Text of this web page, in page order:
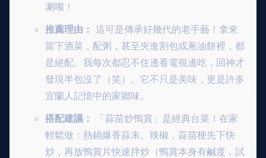
涮嘴！
推薦理由： 這可是傳承好幾代的老手藝！拿來
當下酒菜，配粥，甚至夾進割包或蔥油餅裡，都
是絕配。我每次都忍不住邊看電視邊吃，回神才
發現半包沒了（笑）。它不只是美味，更是許多
宜蘭人記憶中的家鄉味。
搭配建議：
「蒜苗炒鴨賞」是經典台菜！在家
輕鬆做：熱鍋爆香蒜末、辣椒，蒜苗梗先下快
炒，再放鴨賞片快速拌炒（鴨賞本身有鹹度，試